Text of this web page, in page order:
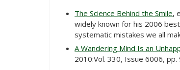
The Science Behind the Smile,
widely known for his 2006
systematic mistakes we all
A Wandering Mind Is an
2010:Vol. 330, Issue 6006, pp.